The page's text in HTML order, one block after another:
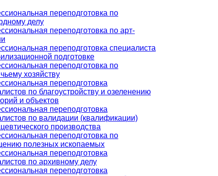
переподготовка по
делу
переподготовка по арт-
переподготовка специалиста
подготовке
переподготовка по
хозяйству
переподготовка
по благоустройству и озеленению
и объектов
переподготовка
по валидации (квалификации)
производства
переподготовка по
полезных ископаемых
переподготовка
по архивному делу
переподготовка